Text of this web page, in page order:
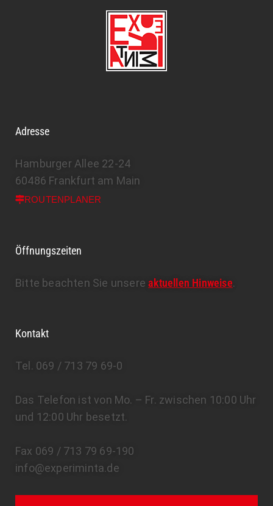
Adresse
Hamburger Allee 22-24
60486 Frankfurt am Main
ROUTENPLANER
Öffnungszeiten
Bitte beachten Sie unsereaktuellen Hinweise.
Kontakt
Tel. 069 / 713 79 69-0
Das Telefon ist von Mo. – Fr. zwischen 10:00 Uhr
und 12:00 Uhr besetzt.
Fax 069 / 713 79 69-190
info@experiminta.de